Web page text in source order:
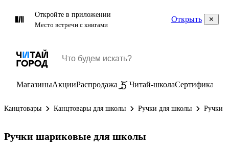
Откройте в приложении
Место встречи с книгами
Открыть
МагазиныАкцииРаспродажа Читай-школаСертификаты
Канцтовары Канцтовары для школы Ручки для школы Ручки
Ручки шариковые для школы